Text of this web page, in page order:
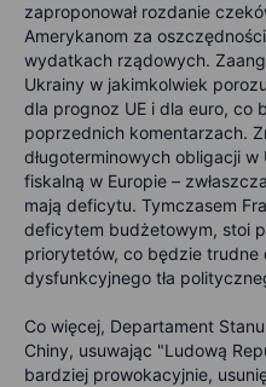
zaproponował rozdanie
Amerykanom za
wydatkach rządowych.
Ukrainy w jakimkolwiek
dla prognoz UE i dla euro, co
poprzednich komentarzach.
długoterminowych obligacji
fiskalną w Europie –
mają deficytu. Tymczasem
deficytem budżetowym, stoi
priorytetów, co będzie trudne
dysfunkcyjnego tła
Co więcej, Departament
Chiny, usuwając "Ludową
bardziej prowokacyjnie,